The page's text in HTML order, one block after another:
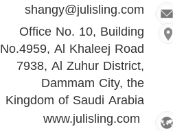
shangy@julisling.com
Office No. 10, Building
No.4959, Al Khaleej Road
7938, Al Zuhur District,
Dammam City, the
Kingdom of Saudi Arabia
www.julisling.com